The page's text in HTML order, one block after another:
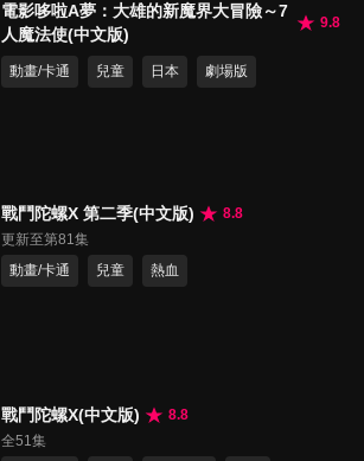
電影哆啦A夢：大雄的新魔界大冒險～7
人魔法使(中文版)
9.8
動畫/卡通 兒童 日本 劇場版
戰鬥陀螺X 第二季(中文版)
8.8
更新至第81集
動畫/卡通
兒童 熱血
戰鬥陀螺X(中文版)
8.8
全51集